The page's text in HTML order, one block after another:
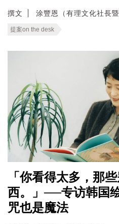
撰文 涂豐恩（有理文化社長暨
提案on the desk
「你看得太多，那
西。」──专访韩国
咒也是魔法